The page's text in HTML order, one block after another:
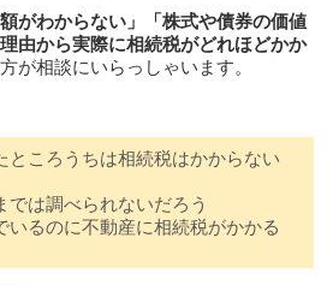
額がわからない」「株式や債券の価値
由から実際に相続税がどれほどかか
が相談にいらっしゃいます。
ところうちは相続税はかからない
では調べられないだろう
いるのに不動産に相続税がかかる